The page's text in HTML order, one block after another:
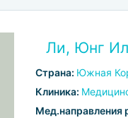
Ли, Юнг
Страна: Южная
Клиника:
Мед.направления